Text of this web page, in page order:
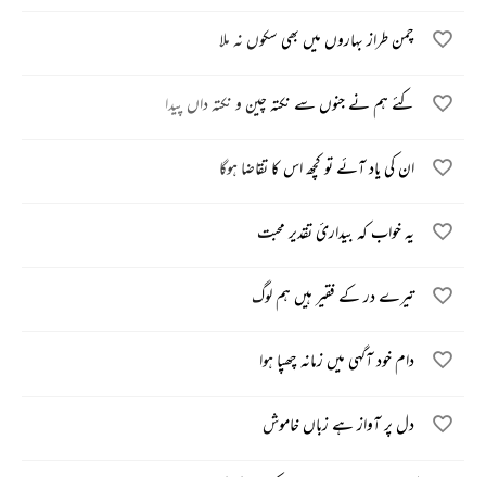
چمن طراز بہاروں میں بھی سکوں نہ ملا
کئے ہم نے جنوں سے نکتہ چین و نکتہ داں پیدا
ان کی یاد آئے تو کچھ اس کا تقاضا ہوگا
یہ خواب کہ بیداریٔ تقدیر محبت
تیرے در کے فقیر ہیں ہم لوگ
دام خود آگہی میں زمانہ چھپا ہوا
دل پر آواز ہے زباں خاموش